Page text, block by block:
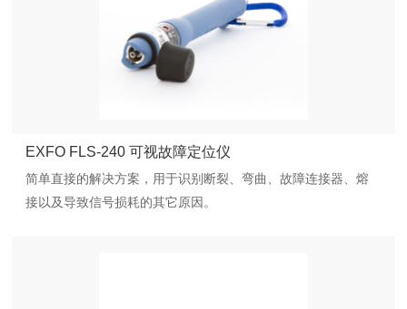
EXFO FLS-240 可视故障定位仪
简单直接的解决方案，用于识别断裂、弯曲、故障连接器、熔
接以及导致信号损耗的其它原因。